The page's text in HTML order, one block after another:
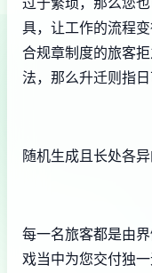
具，让工作的流程
合规章制度的旅客
法，那么升迁则指日
随机生成且长处各
每一名旅客都是由
戏当中为您交付独